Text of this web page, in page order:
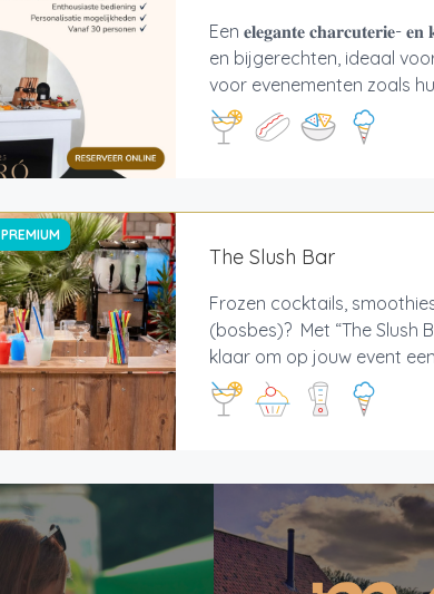
Een 𝐞𝐥𝐞𝐠𝐚𝐧𝐭𝐞
en bijgerechten, ideaal
voor evenementen zoals
PREMIUM
The Slush Bar
Frozen cocktails,
(bosbes)? Met “The Slush
klaar om op jouw event